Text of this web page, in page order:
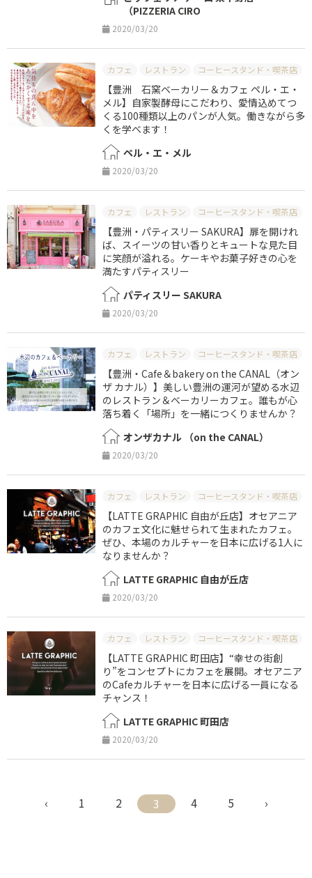
（PIZZERIA CIRO
2020/03/20
カフェ レストラン コーヒースタンド・喫茶店
【豊洲 石窯ベーカリー＆カフェ ペル・エ・
メル】自家製酵母にこだわり、愛情込めてつ
くる100種類以上のパンが人気。働きながら多
くを学べます！
ペル・エ・メル
2020/03/20
カフェ レストラン コーヒースタンド・喫茶店
【豊洲・パティスリー SAKURA】扉を開けれ
ば、スイーツの甘い香りとキュートな見た目
に笑顔が溢れる。ケーキやお菓子好きの心を
満たすパティスリー
パティスリー SAKURA
2020/03/20
カフェ レストラン コーヒースタンド・喫茶店
【豊洲・Cafe＆bakery on the CANAL（オン
ザ カナル）】美しい豊洲の運河が望める水辺
のレストラン＆ベーカリーカフェ。誰もが心
落ち着く「場所」を一緒につくりませんか？
オンザカナル （on the CANAL）
2020/03/20
カフェ レストラン コーヒースタンド・喫茶店
【LATTE GRAPHIC 自由が丘店】オセアニア
のカフェ文化に魅せられて生まれたカフェ。
ぜひ、本場のカルチャーを日本に広げる1人に
なりませんか？
LATTE GRAPHIC 自由が丘店
2020/03/20
カフェ レストラン コーヒースタンド・喫茶店
【LATTE GRAPHIC 町田店】“幸せの街創
り”をコンセプトにカフェを展開。オセアニア
のCafeカルチャーを日本に広げる一員になる
チャンス！
LATTE GRAPHIC 町田店
2020/03/20
‹ 1 2 3 4 5 ›